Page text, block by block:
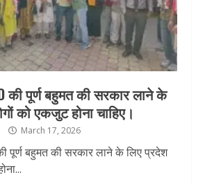
की पूर्ण बहुमत की सरकार लाने के
को एकजुट होना चाहिए।
March 17, 2026
पूर्ण बहुमत की सरकार लाने के लिए प्रदेश